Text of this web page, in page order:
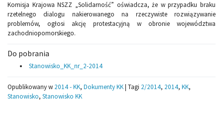
Komisja Krajowa NSZZ „Solidarność” oświadcza, że w przypadku braku
rzetelnego dialogu nakierowanego na rzeczywiste rozwiązywanie
problemów, ogłosi akcję protestacyjną w obronie województwa
zachodniopomorskiego.
Do pobrania
Stanowisko_KK_nr_2-2014
Opublikowany w 2014 - KK, Dokumenty KK| Tagi 2/2014, 2014, KK,
Stanowisko, Stanowisko KK